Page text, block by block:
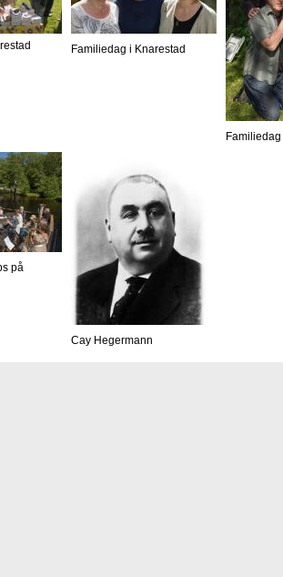
Familiedag i Knarestad
på
Cay Hegermann